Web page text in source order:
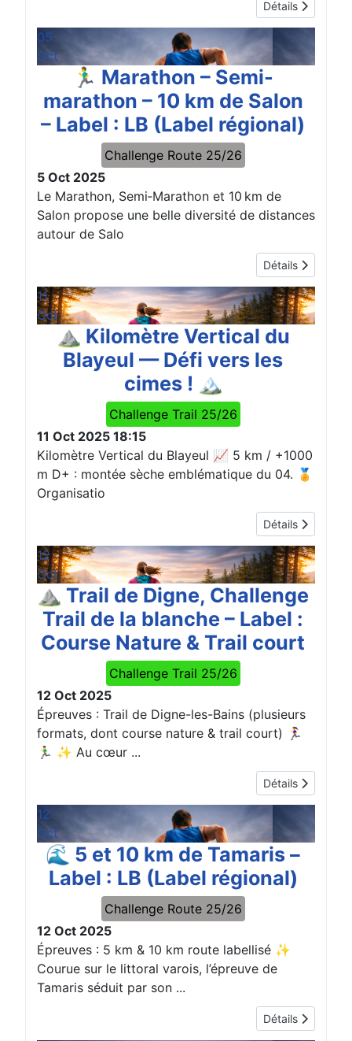
Détails
05
Oct
🏃‍♂️ Marathon – Semi-
marathon – 10 km de Salon
– Label : LB (Label régional)
Challenge Route 25/26
5 Oct 2025
Le Marathon, Semi‑Marathon et 10 km de
Salon propose une belle diversité de distances
autour de Salo
Détails
11
Oct
⛰️ Kilomètre Vertical du
Blayeul — Défi vers les
cimes ! 🏔️
Challenge Trail 25/26
11 Oct 2025 18:15
Kilomètre Vertical du Blayeul 📈 5 km / +1000
m D+ : montée sèche emblématique du 04. 🏅
Organisatio
Détails
12
Oct
⛰️ Trail de Digne, Challenge
Trail de la blanche – Label :
Course Nature & Trail court
Challenge Trail 25/26
12 Oct 2025
Épreuves : Trail de Digne-les-Bains (plusieurs
formats, dont course nature & trail court) 🏃‍♀️
🏃‍♂️ ✨ Au cœur ...
Détails
12
Oct
🌊 5 et 10 km de Tamaris –
Label : LB (Label régional)
Challenge Route 25/26
12 Oct 2025
Épreuves : 5 km & 10 km route labellisé ✨
Courue sur le littoral varois, l’épreuve de
Tamaris séduit par son ...
Détails